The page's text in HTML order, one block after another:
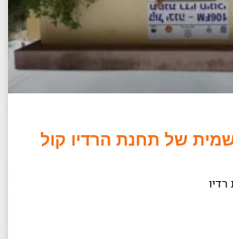
של תחנת הרדיו קול